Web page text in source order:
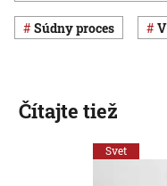
súdny proces
Čítajte tiež
Svet